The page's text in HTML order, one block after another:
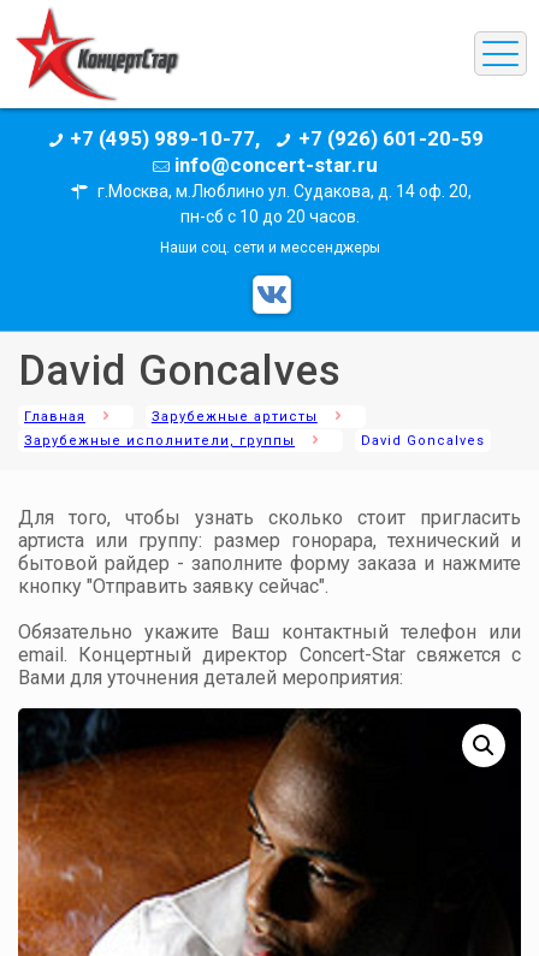
+7 (495) 989-10-77,
+7 (926) 601-20-59
info@concert-star.ru
г.Москва, м.Люблино ул. Судакова, д. 14 оф. 20,
пн-сб с 10 до 20 часов.
Наши соц. сети и мессенджеры
David Goncalves
Главная
Зарубежные артисты
Зарубежные исполнители, группы
David Goncalves
Для того, чтобы узнать сколько стоит пригласить
артиста или группу: размер гонорара, технический и
бытовой райдер - заполните форму заказа и нажмите
кнопку "Отправить заявку сейчас".
Обязательно укажите Ваш контактный телефон или
email. Концертный директор Concert-Star свяжется с
Вами для уточнения деталей мероприятия: